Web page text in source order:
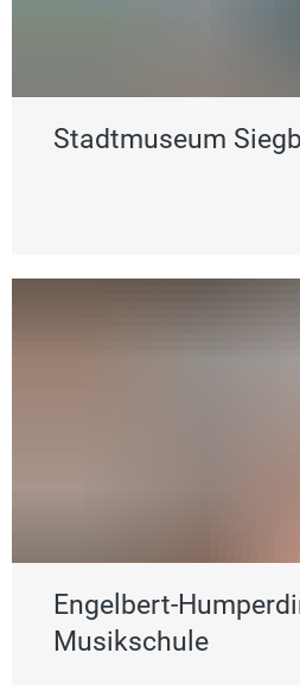
Stadtmuseum
Engelbert-
Musikschule